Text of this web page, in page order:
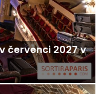
červenci 2027 v